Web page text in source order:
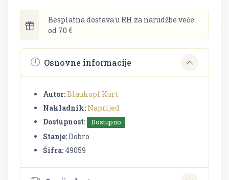
Besplatna dostava u RH za narudžbe veće
od 70 €
Osnovne informacije
Autor:Blaukopf Kurt
Nakladnik: Naprijed
Dostupnost:
Dostupno
Stanje:Dobro
Šifra: 49059